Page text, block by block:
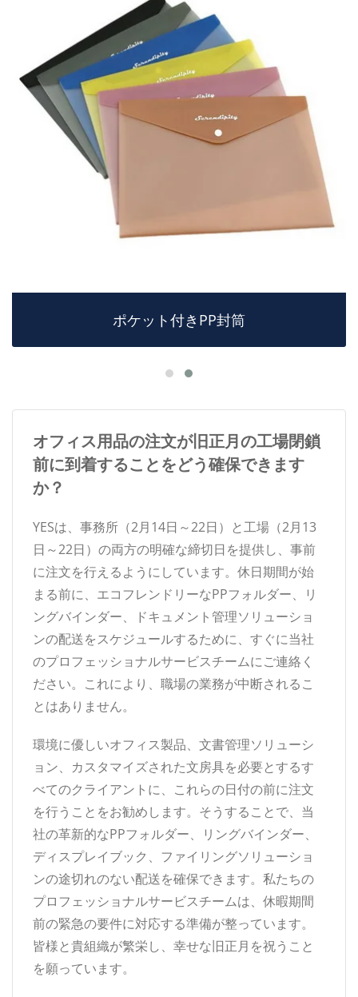
ポケット付きPP封筒
オフィス用品の注文が旧正月の工場閉鎖
前に到着することをどう確保できます
か？
YESは、事務所（2月14日～22日）と工場（2月13
日～22日）の両方の明確な締切日を提供し、事前
に注文を行えるようにしています。休日期間が始
まる前に、エコフレンドリーなPPフォルダー、リ
ングバインダー、ドキュメント管理ソリューショ
ンの配送をスケジュールするために、すぐに当社
のプロフェッショナルサービスチームにご連絡く
ださい。これにより、職場の業務が中断されるこ
とはありません。
環境に優しいオフィス製品、文書管理ソリューシ
ョン、カスタマイズされた文房具を必要とするす
べてのクライアントに、これらの日付の前に注文
を行うことをお勧めします。そうすることで、当
社の革新的なPPフォルダー、リングバインダー、
ディスプレイブック、ファイリングソリューショ
ンの途切れのない配送を確保できます。私たちの
プロフェッショナルサービスチームは、休暇期間
前の緊急の要件に対応する準備が整っています。
皆様と貴組織が繁栄し、幸せな旧正月を祝うこと
を願っています。